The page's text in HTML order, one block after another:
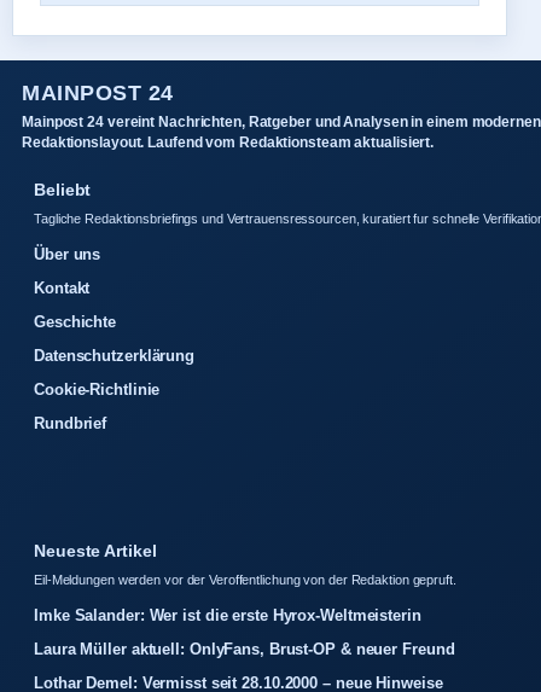
MAINPOST 24
Mainpost 24 vereint Nachrichten, Ratgeber und Analysen in einem modernen
Redaktionslayout. Laufend vom Redaktionsteam aktualisiert.
Beliebt
Tagliche Redaktionsbriefings und Vertrauensressourcen, kuratiert fur schnelle
Über uns
Kontakt
Geschichte
Datenschutzerklärung
Cookie-Richtlinie
Rundbrief
Neueste Artikel
Eil-Meldungen werden vor der Veroffentlichung von der Redaktion gepruft.
Imke Salander: Wer ist die erste Hyrox-Weltmeisterin
Laura Müller aktuell: OnlyFans, Brust-OP & neuer Freund
Lothar Demel: Vermisst seit 28.10.2000 – neue Hinweise